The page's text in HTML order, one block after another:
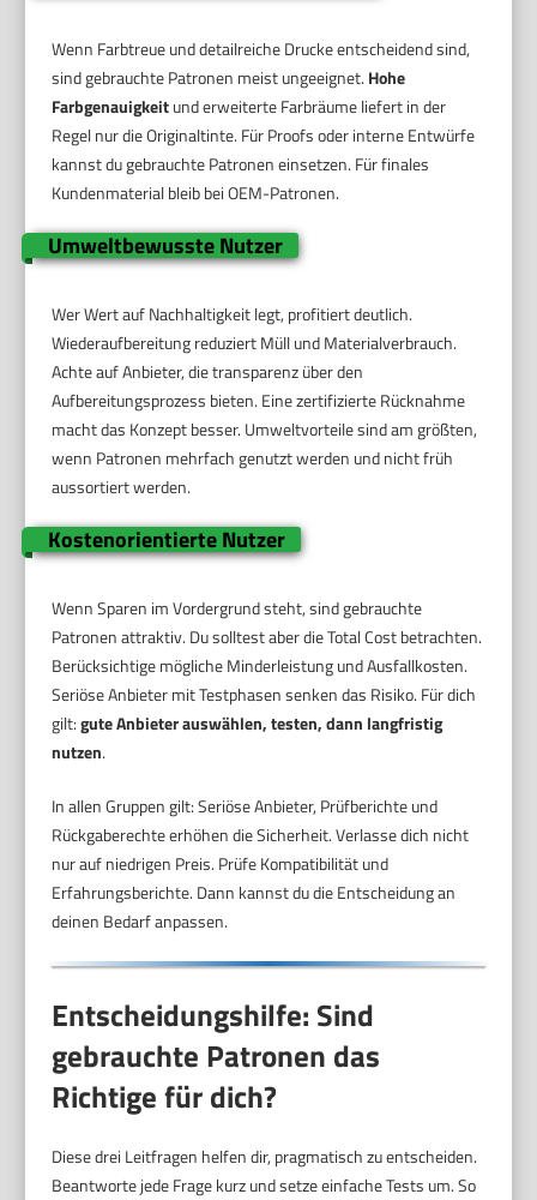
Wenn Farbtreue und detailreiche Drucke entscheidend sind,
sind gebrauchte Patronen meist ungeeignet. Hohe
Farbgenauigkeitund erweiterte Farbräume liefert in der
Regel nur die Originaltinte. Für Proofs oder interne Entwürfe
kannst du gebrauchte Patronen einsetzen. Für finales
Kundenmaterial bleib bei OEM-Patronen.
Umweltbewusste Nutzer
Wer Wert auf Nachhaltigkeit legt, profitiert deutlich.
Wiederaufbereitung reduziert Müll und Materialverbrauch.
Achte auf Anbieter, die transparenz über den
Aufbereitungsprozess bieten. Eine zertifizierte Rücknahme
macht das Konzept besser. Umweltvorteile sind am größten,
wenn Patronen mehrfach genutzt werden und nicht früh
aussortiert werden.
Kostenorientierte Nutzer
Wenn Sparen im Vordergrund steht, sind gebrauchte
Patronen attraktiv. Du solltest aber die Total Cost betrachten.
Berücksichtige mögliche Minderleistung und Ausfallkosten.
Seriöse Anbieter mit Testphasen senken das Risiko. Für dich
gilt:gute Anbieter auswählen, testen, dann langfristig
nutzen.
In allen Gruppen gilt: Seriöse Anbieter, Prüfberichte und
Rückgaberechte erhöhen die Sicherheit. Verlasse dich nicht
nur auf niedrigen Preis. Prüfe Kompatibilität und
Erfahrungsberichte. Dann kannst du die Entscheidung an
deinen Bedarf anpassen.
Entscheidungshilfe: Sind
gebrauchte Patronen das
Richtige für dich?
Diese drei Leitfragen helfen dir, pragmatisch zu entscheiden.
Beantworte jede Frage kurz und setze einfache Tests um. So